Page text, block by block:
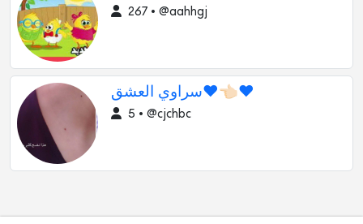
267 • @aahhgj
سراوي العشق♥👈🏻♥
5 • @cjchbc